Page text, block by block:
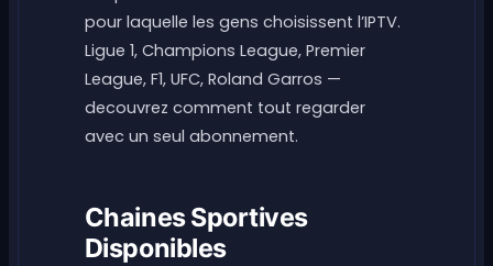
pour laquelle les gens choisissent l’IPTV.
Ligue 1, Champions League, Premier
League, F1, UFC, Roland Garros —
decouvrez comment tout regarder
avec un seul abonnement.
Chaines Sportives
Disponibles